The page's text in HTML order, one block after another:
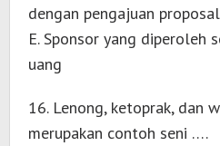
dengan pengajuan
E. Sponsor yang diperoleh
uang
16. Lenong, ketoprak, dan
merupakan contoh seni ….